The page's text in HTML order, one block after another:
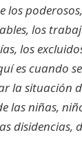
los
los
los
es cuando
la situación
las niñas,
disidencias,